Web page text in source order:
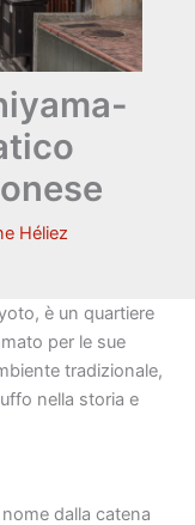
Héliez
è un quartiere
per le sue
tradizionale,
nella storia e
dalla catena